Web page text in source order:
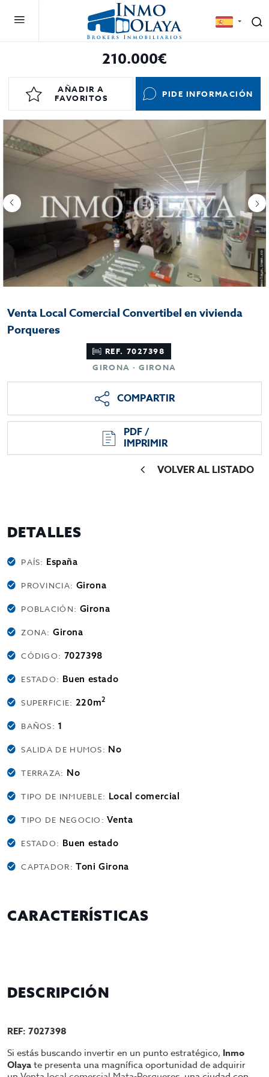
210.000€
AÑADIR A
FAVORITOS
PIDE INFORMACIÓN
Venta Local Comercial Convertibel en vivienda
Porqueres
REF. 7027398
GIRONA · GIRONA
COMPARTIR
PDF /
IMPRIMIR
VOLVER AL LISTADO
DETALLES
PAÍS: España
PROVINCIA: Girona
POBLACIÓN: Girona
ZONA:Girona
CÓDIGO: 7027398
ESTADO: Buen estado
SUPERFICIE: 220m2
BAÑOS: 1
SALIDA DE HUMOS: No
TERRAZA: No
TIPO DE INMUEBLE: Local comercial
TIPO DE NEGOCIO:Venta
ESTADO: Buen estado
CAPTADOR:Toni Girona
CARACTERÍSTICAS
DESCRIPCIÓN
REF: 7027398
Si estás buscando invertir en un punto estratégico, Inmo
Olayate presenta una magnífica oportunidad de adquirir